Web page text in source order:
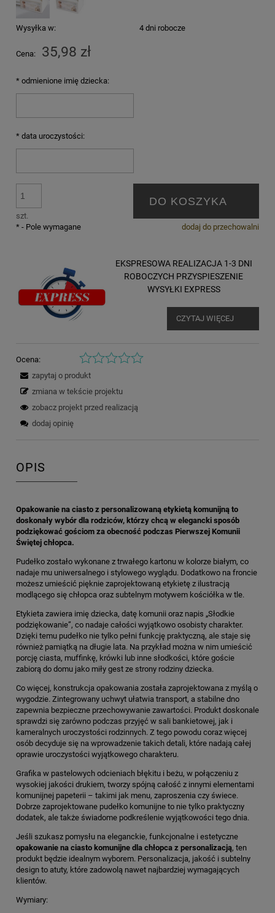
Wysyłka w: 4 dni robocze
Cena: 35,98 zł
* odmienione imię dziecka:
* data uroczystości:
szt.
DO KOSZYKA
dodaj do przechowalni
* - Pole wymagane
EKSPRESOWA REALIZACJA 1-3 DNI
ROBOCZYCH PRZYSPIESZENIE
WYSYŁKI EXPRESS
CZYTAJ WIĘCEJ
Ocena:
zapytaj o produkt
zmiana w tekście projektu
zobacz projekt przed realizacją
dodaj opinię
OPIS
Opakowanie na ciasto z personalizowaną etykietą komunijną to
doskonały wybór dla rodziców, którzy chcą w elegancki sposób
podziękować gościom za obecność podczas Pierwszej Komunii
Świętej chłopca.
Pudełko zostało wykonane z trwałego kartonu w kolorze białym, co
nadaje mu uniwersalnego i stylowego wyglądu. Dodatkowo na froncie
możesz umieścić pięknie zaprojektowaną etykietę z ilustracją
modlącego się chłopca oraz subtelnym motywem kościółka w tle.
Etykieta zawiera imię dziecka, datę komunii oraz napis „Słodkie
podziękowanie”, co nadaje całości wyjątkowo osobisty charakter.
Dzięki temu pudełko nie tylko pełni funkcję praktyczną, ale staje się
również pamiątką na długie lata. Na przykład można w nim umieścić
porcję ciasta, muffinkę, krówki lub inne słodkości, które goście
zabiorą do domu jako miły gest ze strony rodziny dziecka.
Co więcej, konstrukcja opakowania została zaprojektowana z myślą o
wygodzie. Zintegrowany uchwyt ułatwia transport, a stabilne dno
zapewnia bezpieczne przechowywanie zawartości. Produkt doskonale
sprawdzi się zarówno podczas przyjęć w sali bankietowej, jak i
kameralnych uroczystości rodzinnych. Z tego powodu coraz więcej
osób decyduje się na wprowadzenie takich detali, które nadają całej
oprawie uroczystości wyjątkowego charakteru.
Grafika w pastelowych odcieniach błękitu i beżu, w połączeniu z
wysokiej jakości drukiem, tworzy spójną całość z innymi elementami
komunijnej papeterii – takimi jak menu, zaproszenia czy świece.
Dobrze zaprojektowane pudełko komunijne to nie tylko praktyczny
dodatek, ale także świadome podkreślenie wyjątkowości tego dnia.
Jeśli szukasz pomysłu na eleganckie, funkcjonalne i estetyczne
opakowanie na ciasto komunijne dla chłopca z personalizacją, ten
produkt będzie idealnym wyborem. Personalizacja, jakość i subtelny
design to atuty, które zadowolą nawet najbardziej wymagających
klientów.
Wymiary: